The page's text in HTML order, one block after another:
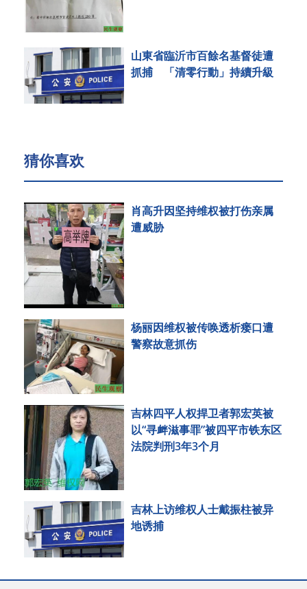
山東省臨沂市百餘名基督徒遭
抓捕 「清零行動」持續升級
猜你喜欢
肖高升因坚持维权被打伤亲属
遭威胁
杨丽因维权被传唤透析瘘口遭
警察故意抓伤
吉林四平人权捍卫者郭宏英被
以“寻衅滋事罪”被四平市铁东区
法院判刑3年3个月
吉林上访维权人士戴振柱被异
地诱捕